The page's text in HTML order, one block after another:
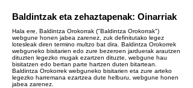
Baldintzak eta zehaztapenak: Oinarriak
Hala ere, Baldintza Orokorrak ("Baldintza Orokorrak")
webgune honen jabea zarenez, zuk definitutako legez
lotesleak diren termino multzo bat dira. Baldintza Orokorrek
webguneko bisitarien edo zure bezeroen jarduerak arautzen
dituzten legezko mugak ezartzen dituzte, webgune hau
bisitatzen edo bertan parte hartzen duten bitartean.
Baldintza Orokorrek webguneko bisitarien eta zure arteko
legezko harremana ezartzea dute helburu, webgune honen
jabea zarenez.